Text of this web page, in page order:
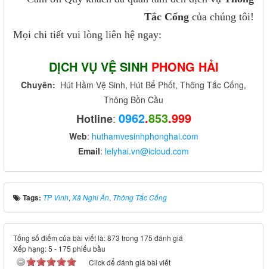
Tắc Cống của chúng tôi!
Mọi chi tiết vui lòng liên hệ ngay:
DỊCH VỤ VỆ SINH PHONG HẢI
Chuyên: Hút Hầm Vệ Sinh, Hút Bể Phốt, Thông Tắc Cống,
Thông Bồn Cầu
Hotline: 0962.853.999
Web: huthamvesinhphonghai.com
Email: lelyhai.vn@icloud.com
Tags: TP Vinh, Xã Nghi Ân, Thông Tắc Cống
Tổng số điểm của bài viết là: 873 trong 175 đánh giá
Xếp hạng:5 - 175 phiếu bầu
Click để đánh giá bài viết